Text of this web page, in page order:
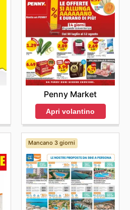
Penny Market
Apri volantino
Mancano 3 giorni